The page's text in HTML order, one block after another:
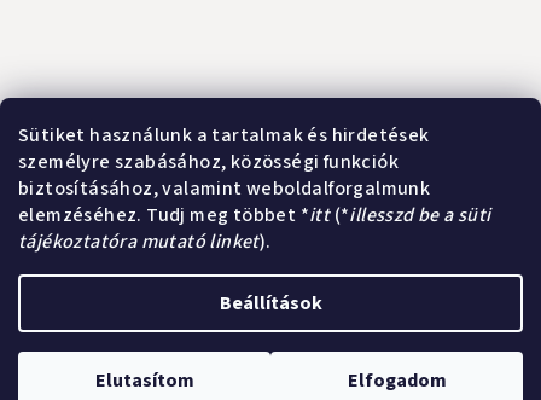
Sütiket használunk a tartalmak és hirdetések
személyre szabásához, közösségi funkciók
biztosításához, valamint weboldalforgalmunk
elemzéséhez. Tudj meg többet *itt(*illesszd be a süti
tájékoztatóra mutató linket).
Beállítások
Elutasítom Elfogadom
Információ
A vásárlás lépései
Üzleti feltételek (ÁSZF)
Adatkezelési tájékoztató
beállítások szerkesztése